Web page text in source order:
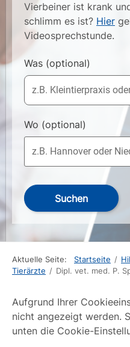
Vierbeiner ist krank
schlimm es ist? Hier
Videosprechstunde.
Was (optional)
Wo (optional)
Suchen
Aktuelle Seite: Startseite /
Tierärzte / Dipl. vet. med. P.
Aufgrund Ihrer
nicht angezeigt werden.
unten die Cookie-